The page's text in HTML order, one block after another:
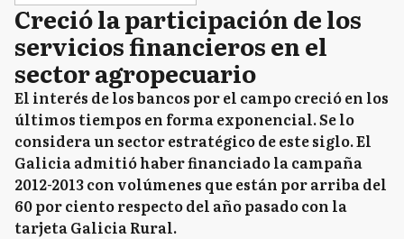
Creció la participación de los
servicios financieros en el
sector agropecuario
El interés de los bancos por el campo creció en los
últimos tiempos en forma exponencial. Se lo
considera un sector estratégico de este siglo. El
Galicia admitió haber financiado la campaña
2012-2013 con volúmenes que están por arriba del
60 por ciento respecto del año pasado con la
tarjeta Galicia Rural.